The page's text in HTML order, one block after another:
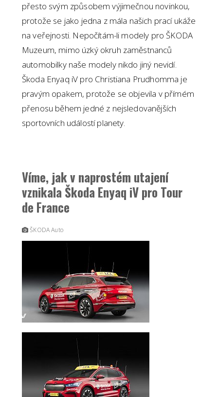
přesto svým způsobem výjimečnou novinkou,
protože se jako jedna z mála našich prací ukáže
na veřejnosti. Nepočítám-li modely pro ŠKODA
Muzeum, mimo úzký okruh zaměstnanců
automobilky naše modely nikdo jiný nevidí.
Škoda Enyaq iV pro Christiana Prudhomma je
pravým opakem, protože se objevila v přímém
přenosu během jedné z nejsledovanějších
sportovních událostí planety.
Víme, jak v naprostém utajení
vznikala Škoda Enyaq iV pro Tour
de France
ŠKODA Auto